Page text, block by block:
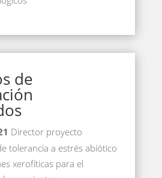
de
Director proyecto
tolerancia a estrés abiótico
xerofíticas para el